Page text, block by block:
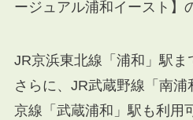
ージュアル浦和イースト】
JR京浜東北線「浦和」駅
さらに、JR武蔵野線「南
京線「武蔵浦和」駅も利用